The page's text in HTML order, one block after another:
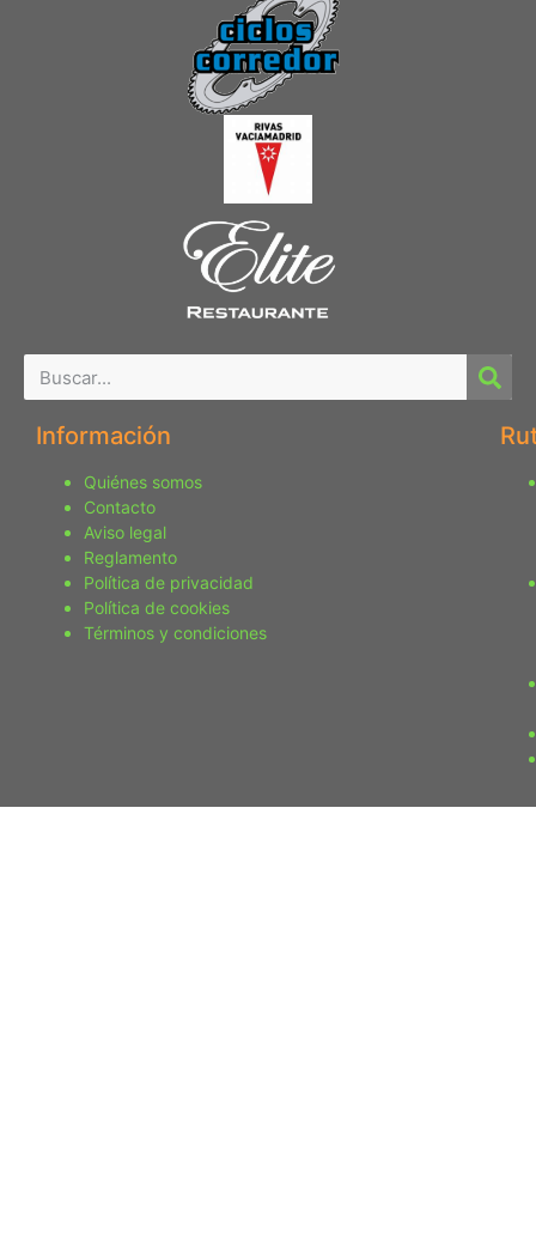
Información
Quiénes somos
Contacto
Aviso legal
Reglamento
Política de privacidad
Política de cookies
Términos y condiciones